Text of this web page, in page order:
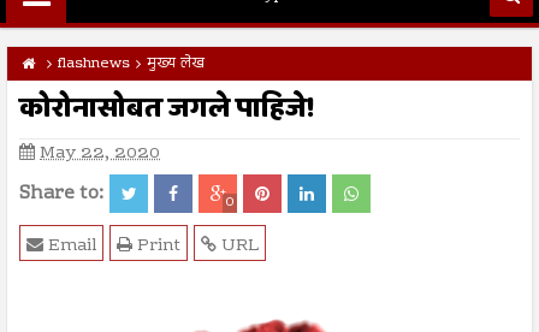
flashnews मुख्य लेख
कोरोनासोबत जगले पाहिजे!
May 22, 2020
Share to: 0
URL
Print
Email